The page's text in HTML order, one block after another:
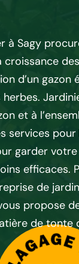
à Sagy
croissance des
d’un gazon
et à
services pour
garder
efficaces.
de
propose
de tonte